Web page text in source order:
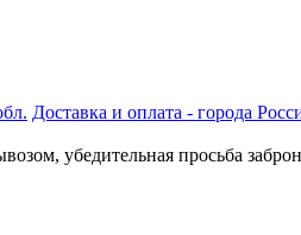
Доставка и оплата - города
убедительная просьба